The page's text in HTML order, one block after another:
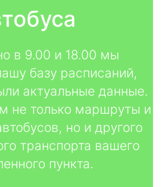
в 9.00 и 18.00 мы
базу расписаний,
актуальные данные.
не только маршруты и
но и другого
транспорта вашего
пункта.